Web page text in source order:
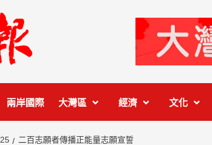
兩岸國際 大灣區 經濟 文化
25 二百志願者傳播正能量志願宣誓